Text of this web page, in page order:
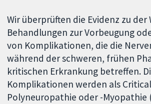
Wir überprüften die Evidenz zu der
Behandlungen zur Vorbeugung
von Komplikationen, die die
während der schweren, frühen
kritischen Erkrankung betreffen.
Komplikationen werden als
Polyneuropathie oder -Myopathie